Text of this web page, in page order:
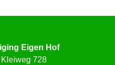
Eigen Hof
728